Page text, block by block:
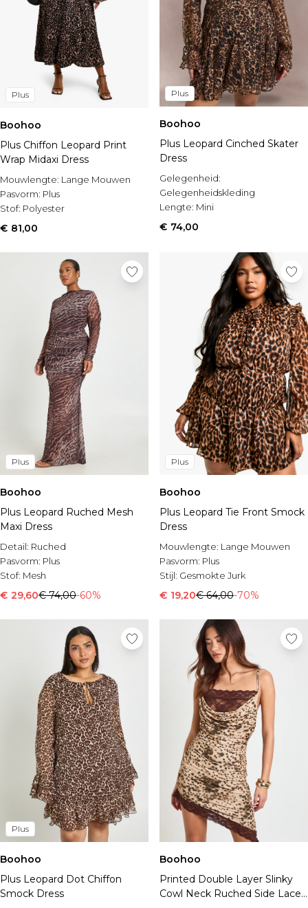
Plus
Boohoo
Plus Chiffon Leopard Print
Wrap Midaxi Dress
Mouwlengte: Lange Mouwen
Pasvorm: Plus
Stof: Polyester
€ 81,00
Plus
Boohoo
Plus Leopard Cinched Skater
Dress
Gelegenheid:
Gelegenheidskleding
Lengte: Mini
Stijl:Column Dress
€ 74,00
Plus
Boohoo
Plus Leopard Ruched Mesh
Maxi Dress
Detail: Ruched
Pasvorm: Plus
Stof: Mesh
€ 29,60€ 74,00-60%
Plus
Boohoo
Plus Leopard Tie Front Smock
Dress
Mouwlengte: Lange Mouwen
Pasvorm: Plus
Stijl: Gesmokte Jurk
€ 19,20€ 64,00-70%
Plus
Boohoo
Plus Leopard Dot Chiffon
Smock Dress
Boohoo
Printed Double Layer Slinky
Cowl Neck Ruched Side Lace